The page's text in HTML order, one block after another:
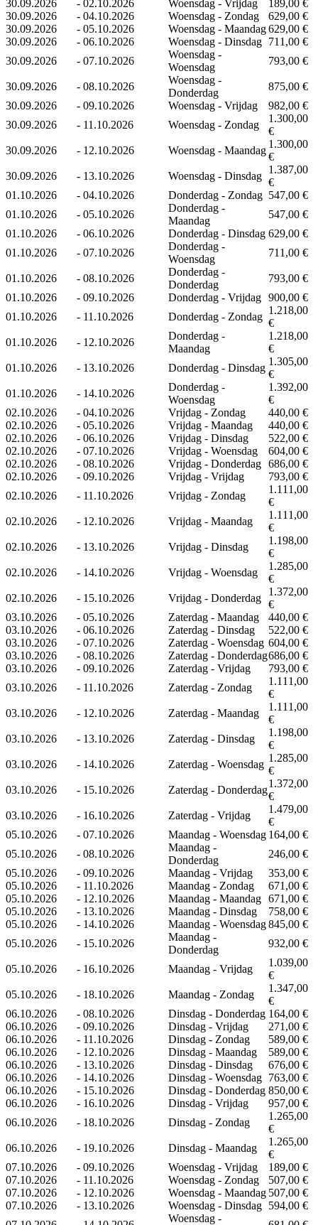
30.09.2026
- 02.10.2026 Woensdag - Vrijdag
189,00 €
30.09.2026
- 04.10.2026 Woensdag - Zondag
629,00 €
30.09.2026
- 05.10.2026 Woensdag - Maandag629,00 €
30.09.2026
- 06.10.2026 Woensdag - Dinsdag 711,00 €
30.09.2026
- 07.10.2026
Woensdag -
Woensdag
793,00 €
30.09.2026 - 08.10.2026
Woensdag -
Donderdag
875,00 €
30.09.2026
- 09.10.2026 Woensdag - Vrijdag
982,00 €
30.09.2026
- 11.10.2026 Woensdag - Zondag
1.300,00
€
30.09.2026
- 12.10.2026 Woensdag - Maandag
1.300,00
€
30.09.2026
- 13.10.2026 Woensdag - Dinsdag
1.387,00
€
01.10.2026
- 04.10.2026 Donderdag - Zondag 547,00 €
01.10.2026
- 05.10.2026
Donderdag -
Maandag
547,00 €
01.10.2026
- 06.10.2026 Donderdag - Dinsdag 629,00 €
01.10.2026
- 07.10.2026
Donderdag -
Woensdag
711,00 €
01.10.2026 - 08.10.2026
Donderdag -
Donderdag
793,00 €
01.10.2026
- 09.10.2026 Donderdag - Vrijdag 900,00 €
01.10.2026
- 11.10.2026 Donderdag - Zondag
1.218,00
€
01.10.2026
- 12.10.2026
Donderdag -
Maandag
1.218,00
€
01.10.2026
- 13.10.2026 Donderdag - Dinsdag
1.305,00
€
01.10.2026
- 14.10.2026
Donderdag -
Woensdag
1.392,00
€
02.10.2026
- 04.10.2026 Vrijdag - Zondag
440,00 €
02.10.2026
- 05.10.2026 Vrijdag - Maandag
440,00 €
02.10.2026
- 06.10.2026 Vrijdag - Dinsdag
522,00 €
02.10.2026
- 07.10.2026 Vrijdag - Woensdag
604,00 €
02.10.2026
- 08.10.2026 Vrijdag - Donderdag 686,00 €
02.10.2026
- 09.10.2026 Vrijdag - Vrijdag
793,00 €
02.10.2026
- 11.10.2026 Vrijdag - Zondag
1.111,00
€
02.10.2026
- 12.10.2026 Vrijdag - Maandag
1.111,00
€
02.10.2026
- 13.10.2026 Vrijdag - Dinsdag
1.198,00
€
02.10.2026
- 14.10.2026 Vrijdag - Woensdag
1.285,00
€
02.10.2026
- 15.10.2026 Vrijdag - Donderdag
1.372,00
€
03.10.2026
- 05.10.2026 Zaterdag - Maandag
440,00 €
03.10.2026
- 06.10.2026 Zaterdag - Dinsdag
522,00 €
03.10.2026
- 07.10.2026 Zaterdag - Woensdag 604,00 €
03.10.2026
- 08.10.2026 Zaterdag - Donderdag686,00 €
03.10.2026
- 09.10.2026 Zaterdag - Vrijdag
793,00 €
03.10.2026
- 11.10.2026 Zaterdag - Zondag
1.111,00
€
03.10.2026
- 12.10.2026 Zaterdag - Maandag
1.111,00
€
03.10.2026
- 13.10.2026 Zaterdag - Dinsdag
1.198,00
€
03.10.2026
- 14.10.2026 Zaterdag - Woensdag
1.285,00
€
03.10.2026
- 15.10.2026 Zaterdag - Donderdag
1.372,00
€
03.10.2026
- 16.10.2026 Zaterdag - Vrijdag
1.479,00
€
05.10.2026
- 07.10.2026 Maandag - Woensdag 164,00 €
05.10.2026
- 08.10.2026
Maandag -
Donderdag
246,00 €
05.10.2026
- 09.10.2026 Maandag - Vrijdag
353,00 €
05.10.2026
- 11.10.2026 Maandag - Zondag
671,00 €
05.10.2026
- 12.10.2026 Maandag - Maandag 671,00 €
05.10.2026
- 13.10.2026 Maandag - Dinsdag
758,00 €
05.10.2026
- 14.10.2026 Maandag - Woensdag845,00 €
05.10.2026
- 15.10.2026
Maandag -
Donderdag
932,00 €
05.10.2026 - 16.10.2026 Maandag - Vrijdag
1.039,00
€
05.10.2026
- 18.10.2026 Maandag - Zondag
1.347,00
€
06.10.2026
- 08.10.2026 Dinsdag - Donderdag 164,00 €
06.10.2026
- 09.10.2026 Dinsdag - Vrijdag
271,00 €
06.10.2026
- 11.10.2026 Dinsdag - Zondag
589,00 €
06.10.2026
- 12.10.2026 Dinsdag - Maandag
589,00 €
06.10.2026
- 13.10.2026 Dinsdag - Dinsdag
676,00 €
06.10.2026
- 14.10.2026 Dinsdag - Woensdag 763,00 €
06.10.2026
- 15.10.2026 Dinsdag - Donderdag 850,00 €
06.10.2026
- 16.10.2026 Dinsdag - Vrijdag
957,00 €
06.10.2026
- 18.10.2026 Dinsdag - Zondag
1.265,00
€
06.10.2026
- 19.10.2026 Dinsdag - Maandag
1.265,00
€
07.10.2026
- 09.10.2026 Woensdag - Vrijdag
189,00 €
07.10.2026
- 11.10.2026 Woensdag - Zondag
507,00 €
07.10.2026
- 12.10.2026 Woensdag - Maandag 507,00 €
07.10.2026
- 13.10.2026 Woensdag - Dinsdag 594,00 €
Woensdag -